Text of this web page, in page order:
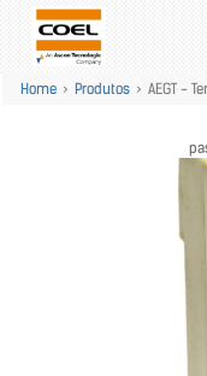
Home > Produtos > AEGT -